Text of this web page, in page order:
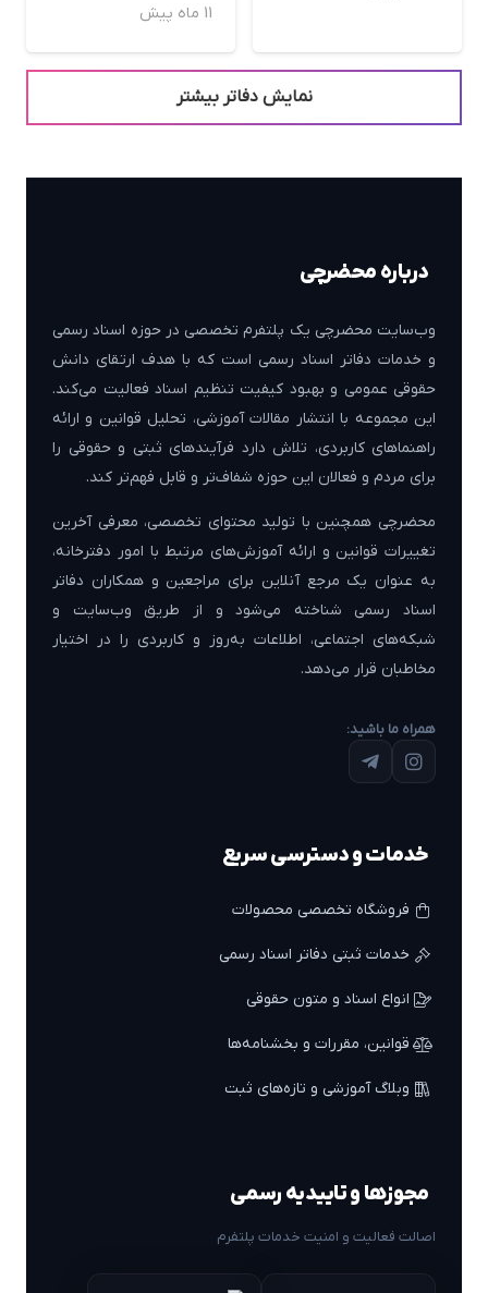
11 ماه پیش
نمایش دفاتر بیشتر
درباره محضرچی
وب‌سایت محضرچی یک پلتفرم تخصصی در حوزه اسناد رسمی
و خدمات دفاتر اسناد رسمی است که با هدف ارتقای دانش
حقوقی عمومی و بهبود کیفیت تنظیم اسناد فعالیت می‌کند.
این مجموعه با انتشار مقالات آموزشی، تحلیل قوانین و ارائه
راهنماهای کاربردی، تلاش دارد فرآیندهای ثبتی و حقوقی را
برای مردم و فعالان این حوزه شفاف‌تر و قابل فهم‌تر کند.
محضرچی همچنین با تولید محتوای تخصصی، معرفی آخرین
تغییرات قوانین و ارائه آموزش‌های مرتبط با امور دفترخانه،
به عنوان یک مرجع آنلاین برای مراجعین و همکاران دفاتر
اسناد رسمی شناخته می‌شود و از طریق وب‌سایت و
شبکه‌های اجتماعی، اطلاعات به‌روز و کاربردی را در اختیار
مخاطبان قرار می‌دهد.
همراه ما باشید:
خدمات و دسترسی سریع
فروشگاه تخصصی محصولات
خدمات ثبتی دفاتر اسناد رسمی
انواع اسناد و متون حقوقی
قوانین، مقررات و بخشنامه‌ها
وبلاگ آموزشی و تازه‌های ثبت
مجوزها و تاییدیه رسمی
اصالت فعالیت و امنیت خدمات پلتفرم